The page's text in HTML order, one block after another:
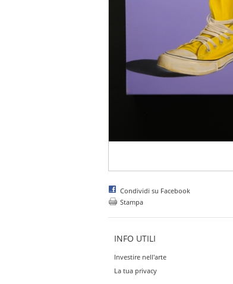
Condividi su Facebook
Stampa
INFO UTILI
Investire nell'arte
La tua privacy